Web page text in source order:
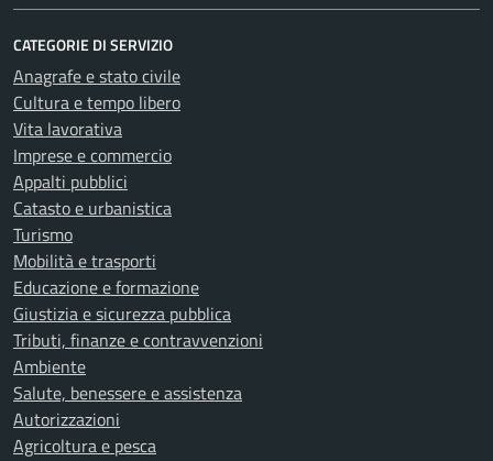
CATEGORIE DI SERVIZIO
Anagrafe e stato civile
Cultura e tempo libero
Vita lavorativa
Imprese e commercio
Appalti pubblici
Catasto e urbanistica
Turismo
Mobilità e trasporti
Educazione e formazione
Giustizia e sicurezza pubblica
Tributi, finanze e contravvenzioni
Ambiente
Salute, benessere e assistenza
Autorizzazioni
Agricoltura e pesca